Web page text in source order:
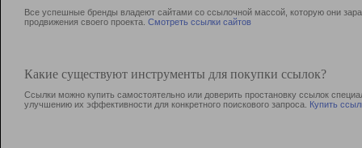
Все успешные бренды владеют сайтами со ссылочной массой, которую они
продвижения своего проекта. Смотреть ссылки сайтов
Какие существуют инструменты для покупки ссылок?
Ссылки можно купить самостоятельно или доверить простановку ссылок
улучшению их эффективности для конкретного поискового запроса. Купить